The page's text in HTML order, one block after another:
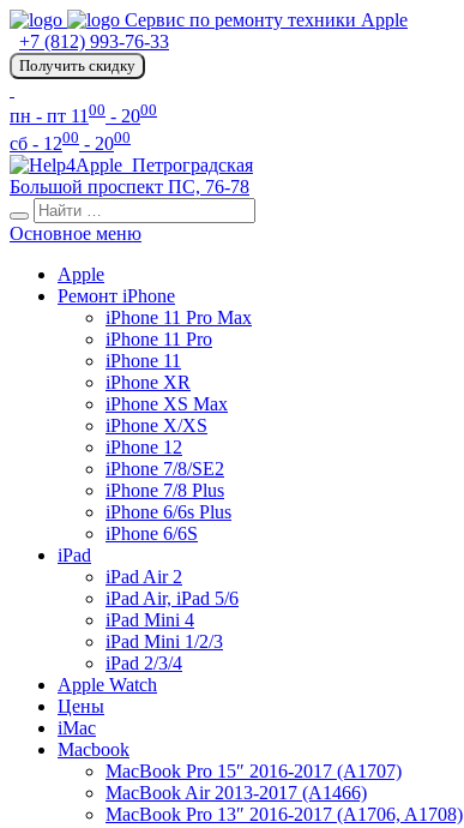
Сервис по ремонту техники Apple
+7 (812) 993-76-33
Получить скидку
пн - пт 11 00 - 2000
сб - 1200 - 2000
Петроградская
Большой проспект ПС, 76-78
Основное меню
Apple
Ремонт iPhone
iPhone 11 Pro Max
iPhone 11 Pro
iPhone 11
iPhone XR
iPhone XS Max
iPhone X/XS
iPhone 12
iPhone 7/8/SE2
iPhone 7/8 Plus
iPhone 6/6s Plus
iPhone 6/6S
iPad
iPad Air 2
iPad Air, iPad 5/6
iPad Mini 4
iPad Mini 1/2/3
iPad 2/3/4
Apple Watch
Цены
iMac
Macbook
MacBook Pro 15″ 2016-2017 (A1707)
MacBook Air 2013-2017 (A1466)
MacBook Pro 13″ 2016-2017 (A1706, A1708)